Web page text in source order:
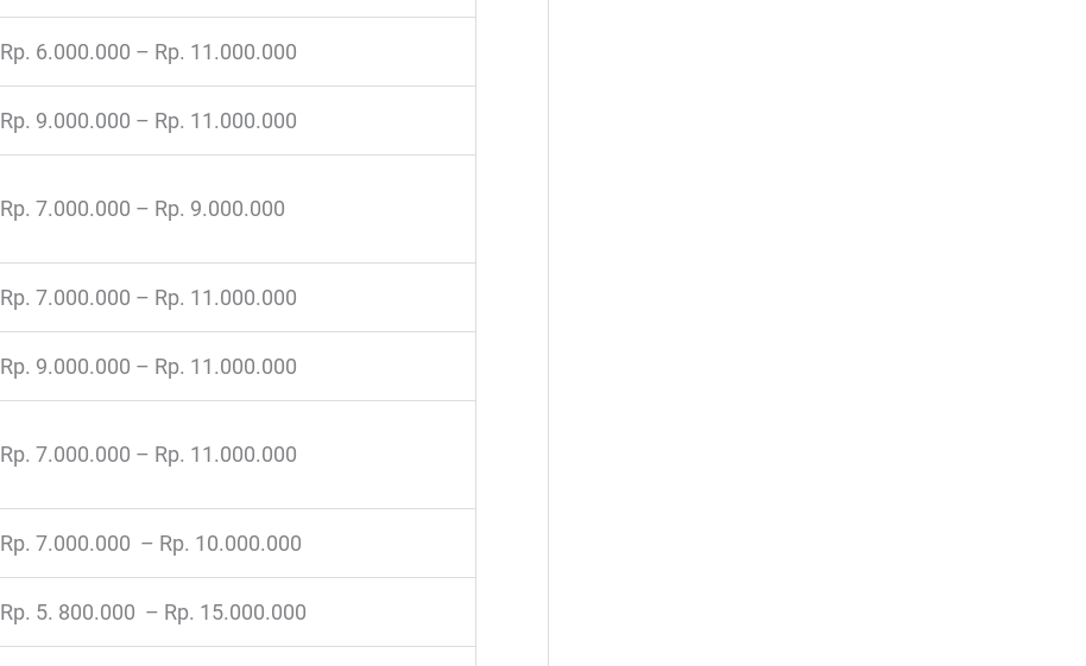
Rp. 6.000.000 – Rp. 11.000.000
Rp. 9.000.000 – Rp. 11.000.000
Rp. 7.000.000 – Rp. 9.000.000
Rp. 7.000.000 – Rp. 11.000.000
Rp. 9.000.000 – Rp. 11.000.000
Rp. 7.000.000 – Rp. 11.000.000
Rp. 7.000.000 – Rp. 10.000.000
Rp. 5. 800.000 – Rp. 15.000.000